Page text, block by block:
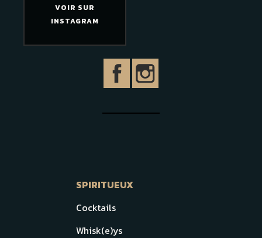
VOIR SUR
INSTAGRAM
SPIRITUEUX
Cocktails
Whisk(e)ys